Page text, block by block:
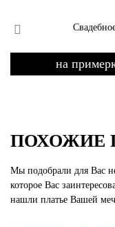
на
ПОХОЖИЕ
Мы подобрали для Вас
которое Вас
нашли платье Вашей